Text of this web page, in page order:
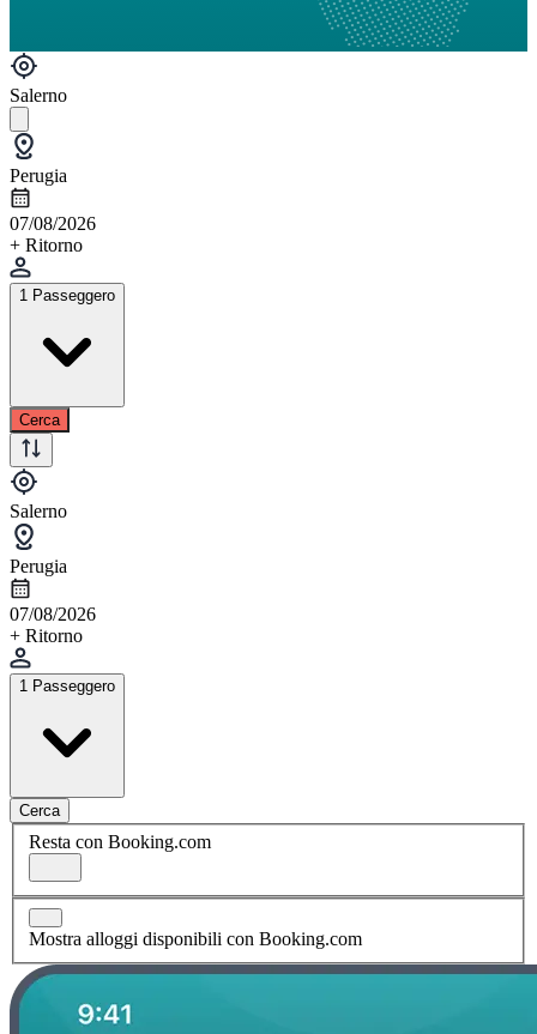
Salerno
Perugia
07/08/2026
+ Ritorno
1 Passeggero
Cerca
Salerno
Perugia
07/08/2026
+ Ritorno
1 Passeggero
Cerca
Resta con Booking.com
Mostra alloggi disponibili con Booking.com